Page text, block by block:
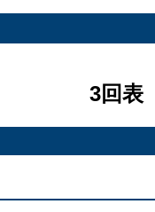
3回表